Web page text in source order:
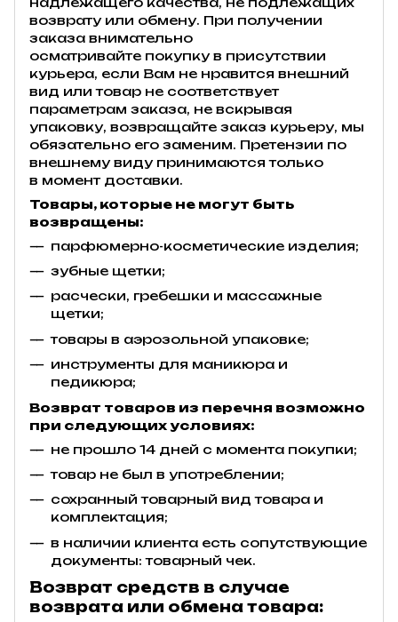
возврату или обмену. При получении
заказа внимательно
осматривайте покупку в присутствии
курьера, если Вам не нравится внешний
вид или товар не соответствует
параметрам заказа, не вскрывая
упаковку, возвращайте заказ курьеру, мы
обязательно его заменим. Претензии по
внешнему виду принимаются только
в момент доставки.
Товары, которые не могут быть
возвращены:
парфюмерно-косметические изделия;
зубные щетки;
расчески, гребешки и массажные
щетки;
товары в аэрозольной упаковке;
инструменты для маникюра и
педикюра;
Возврат товаров из перечня возможно
при следующих условиях:
не прошло 14 дней с момента покупки;
товар не был в употреблении;
сохранный товарный вид товара и
комплектация;
в наличии клиента есть сопутствующие
документы: товарный чек.
Возврат средств в случае
возврата или обмена товара: